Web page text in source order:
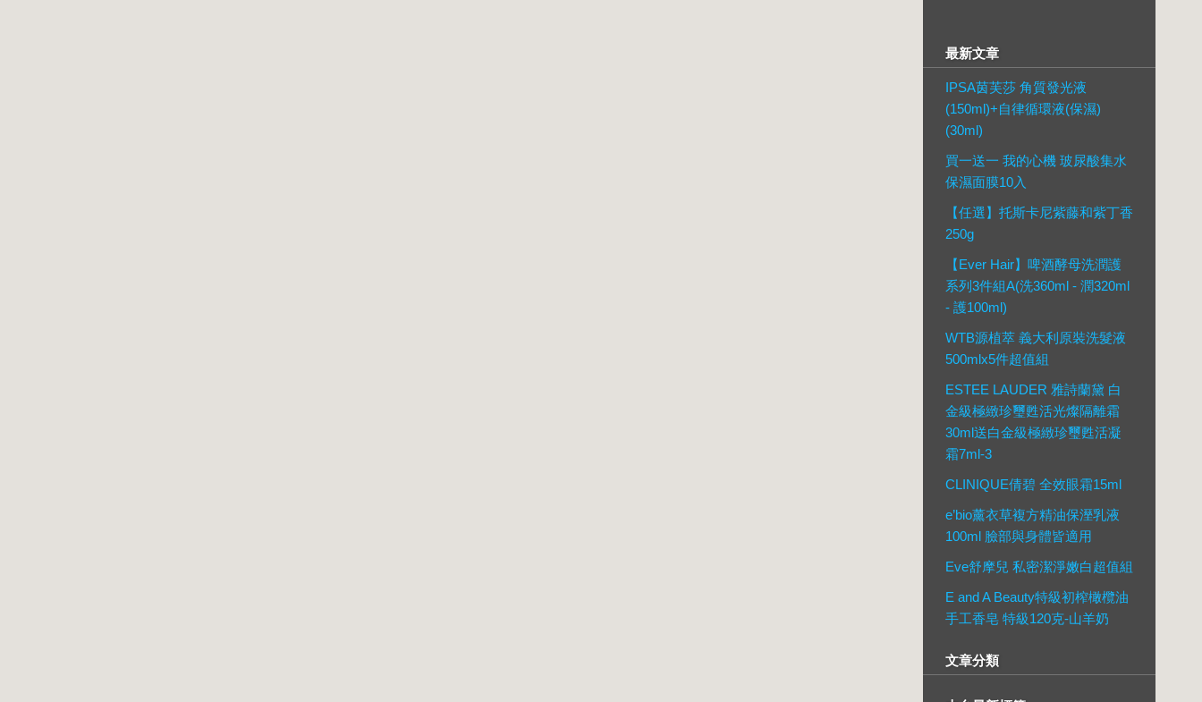
最新文章
IPSA茵芙莎 角質發光液
(150ml)+自律循環液(保濕)
(30ml)
買一送一 我的心機 玻尿酸集水
保濕面膜10入
【任選】托斯卡尼紫藤和紫丁香
250g
【Ever Hair】啤酒酵母洗潤護
系列3件組A(洗360ml - 潤320ml
- 護100ml)
WTB源植萃 義大利原裝洗髮液
500mlx5件超值組
ESTEE LAUDER 雅詩蘭黛 白
金級極緻珍璽甦活光燦隔離霜
30ml送白金級極緻珍璽甦活凝
霜7ml-3
CLINIQUE倩碧 全效眼霜15ml
e’bio薰衣草複方精油保溼乳液
100ml 臉部與身體皆適用
Eve舒摩兒 私密潔淨嫩白超值組
E and A Beauty特級初榨橄欖油
手工香皂 特級120克-山羊奶
文章分類